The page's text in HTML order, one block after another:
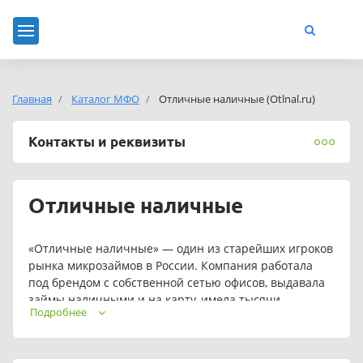
Главная Каталог МФО Отличные наличные (Otlnal.ru)
Контакты и реквизиты
Отличные наличные
«Отличные наличные» — один из старейших игроков
рынка микрозаймов в России. Компания работала
под брендом с собственной сетью офисов, выдавала
займы наличными и на карту, имела тысячи
клиентов по всей стране. До ноября 2025 года
Подробнее